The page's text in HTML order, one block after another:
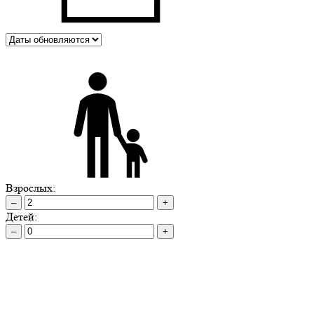
Взрослых:
– +
Детей:
– +